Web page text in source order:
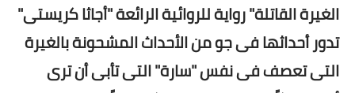
الغيرة القاتلة" رواية للروائية الرائعة "أجاثا كريستى"
تدور أحداثها فى جو من الأحداث المشحونة بالغيرة
التى تعصف فى نفس "سارة" التى تأبى أن ترى